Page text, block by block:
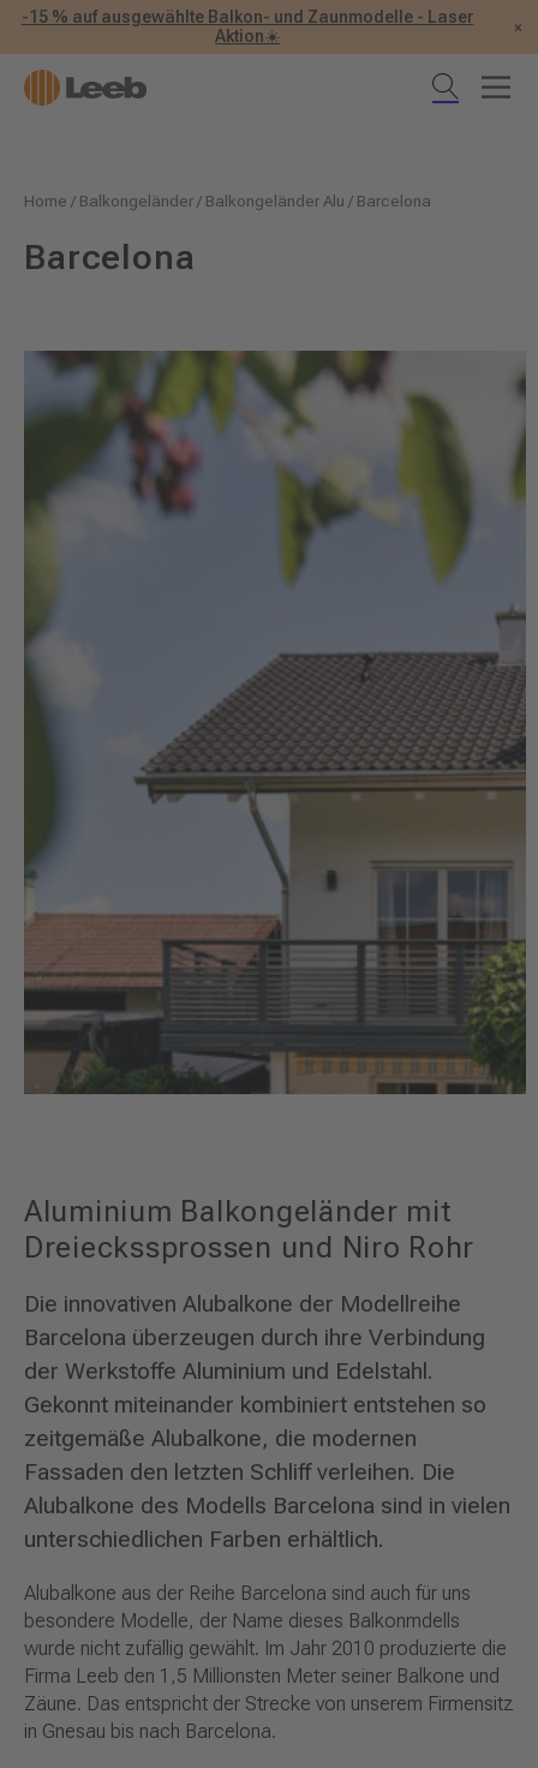
-15 % auf ausgewählte Balkon- und Zaunmodelle - Laser
Aktion☀️
×
Home / Balkongeländer/ Balkongeländer Alu / Barcelona
Barcelona
Aluminium Balkongeländer mit
Dreieckssprossen und Niro Rohr
Die innovativen Alubalkone der Modellreihe
Barcelona überzeugen durch ihre Verbindung
der Werkstoffe Aluminium und Edelstahl.
Gekonnt miteinander kombiniert entstehen so
zeitgemäße Alubalkone, die modernen
Fassaden den letzten Schliff verleihen. Die
Alubalkone des Modells Barcelona sind in vielen
unterschiedlichen Farben erhältlich.
Alubalkone aus der Reihe Barcelona sind auch für uns
besondere Modelle, der Name dieses Balkonmdells
wurde nicht zufällig gewählt. Im Jahr 2010 produzierte die
Firma Leeb den 1,5 Millionsten Meter seiner Balkone und
Zäune. Das entspricht der Strecke von unserem Firmensitz
in Gnesau bis nach Barcelona.